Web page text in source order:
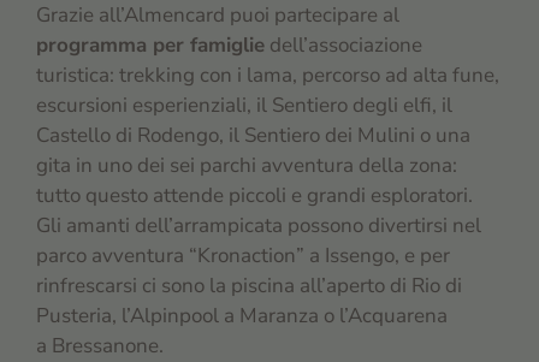
Grazie all’Almencard puoi partecipare al
programma per famiglie dell’associazione
turistica: trekking con i lama, percorso ad alta fune,
escursioni esperienziali, il Sentiero degli elfi, il
Castello di Rodengo, il Sentiero dei Mulini o una
gita in uno dei sei parchi avventura della zona:
tutto questo attende piccoli e grandi esploratori.
Gli amanti dell’arrampicata possono divertirsi nel
parco avventura “Kronaction” a Issengo, e per
rinfrescarsi ci sono la piscina all’aperto di Rio di
Pusteria, l’Alpinpool a Maranza o l’Acquarena
a Bressanone.